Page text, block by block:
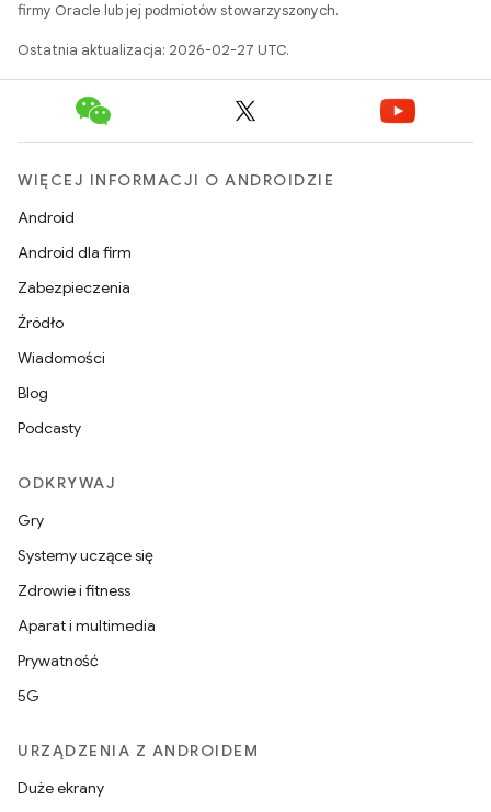
firmy Oracle lub jej podmiotów stowarzyszonych.
Ostatnia aktualizacja: 2026-02-27 UTC.
WIĘCEJ INFORMACJI O ANDROIDZIE
Android
Android dla firm
Zabezpieczenia
Źródło
Wiadomości
Blog
Podcasty
ODKRYWAJ
Gry
Systemy uczące się
Zdrowie i fitness
Aparat i multimedia
Prywatność
5G
URZĄDZENIA Z ANDROIDEM
Duże ekrany